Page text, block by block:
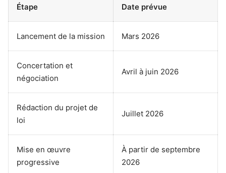
Étape Date prévue
Lancement de la mission Mars 2026
Concertation et
négociation
Avril à juin 2026
Rédaction du projet de
loi
Juillet 2026
Mise en œuvre
progressive
À partir de septembre
2026